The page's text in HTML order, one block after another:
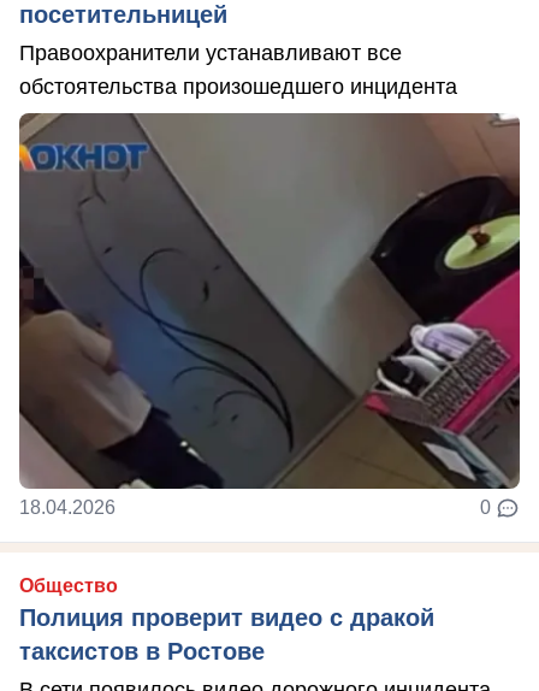
посетительницей
Правоохранители устанавливают все
обстоятельства произошедшего инцидента
18.04.2026 0
Общество
Полиция проверит видео с дракой
таксистов в Ростове